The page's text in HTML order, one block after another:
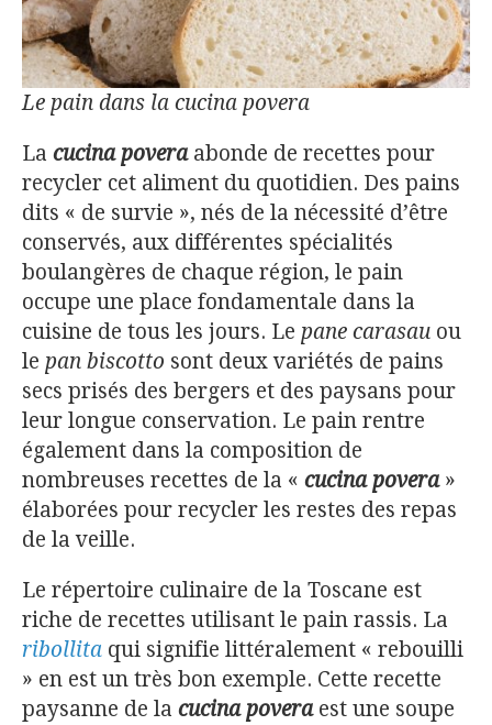
Le pain dans la cucina povera
La cucina poveraabonde de recettes pour
recycler cet aliment du quotidien. Des pains
dits « de survie », nés de la nécessité d’être
conservés, aux différentes spécialités
boulangères de chaque région, le pain
occupe une place fondamentale dans la
cuisine de tous les jours. Le pane carasau ou
le pan biscotto sont deux variétés de pains
secs prisés des bergers et des paysans pour
leur longue conservation. Le pain rentre
également dans la composition de
nombreuses recettes de la « cucina povera»
élaborées pour recycler les restes des repas
de la veille.
Le répertoire culinaire de la Toscane est
riche de recettes utilisant le pain rassis. La
ribollita qui signifie littéralement « rebouilli
» en est un très bon exemple. Cette recette
paysanne de la cucina poveraest une soupe